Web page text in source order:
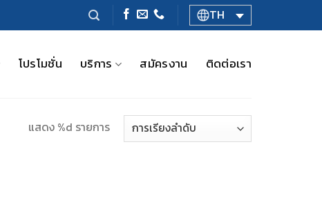
TH
โปรโมชั่น บริการ สมัครงาน ติดต่อเรา
แสดง %d รายการ